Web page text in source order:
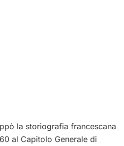
la storiografia francescana
al Capitolo Generale di